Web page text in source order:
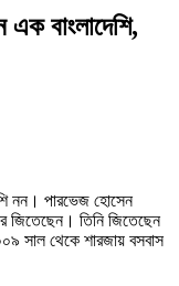
বাংলাদেশি,
নন। পারভেজ হোসেন
জিতেছেন। তিনি জিতেছেন
সাল থেকে শারজায় বসবাস